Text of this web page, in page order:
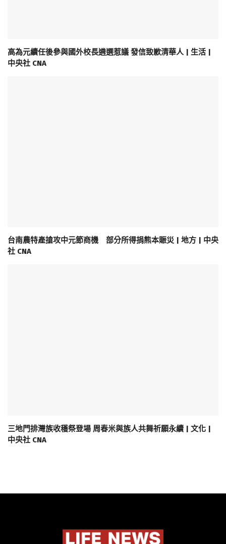
高為元續任後參與國外校長遴選惹議 發信致歉清華人 | 生活 |
中央社 CNA
台南農特產搶攻中元節商機 部分所得捐熊本賑災 | 地方 | 中央
社 CNA
三地門排灣族收穫祭登場 周春米與族人共舞祈願永續 | 文化 |
中央社 CNA